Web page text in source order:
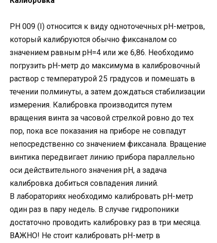
PH 009 (I) относится к виду одноточечных pH-метров,
который калибруются обычно фиксаналом со
значением равным pH=4 или же 6,86. Необходимо
погрузить pH-метр до максимума в калибровочный
раствор с температурой 25 градусов и помешать в
течении полминуты, а затем дождаться стабилизации
измерения. Калибровка производится путем
вращения винта за часовой стрелкой ровно до тех
пор, пока все показания на приборе не совпадут
непосредственно со значением фиксанала. Вращение
винтика передвигает линию прибора параллельно
оси действительного значения pH, а задача
калибровка добиться совпадения линий.
В лабораториях необходимо калибровать pH-метр
один раз в пару недель. В случае гидропоники
достаточно проводить калибровку раз в три месяца.
ВАЖНО! Не стоит калибровать pH-метр в